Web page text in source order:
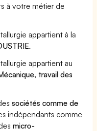
à votre métier de
appartient à la
.
appartient au
travail des
sociétés comme de
indépendants comme
micro-